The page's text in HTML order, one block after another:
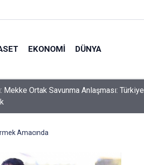
EKONOMI DÜNYA
Mekke Ortak Savunma Anlaşması: Türkiye
Amacında